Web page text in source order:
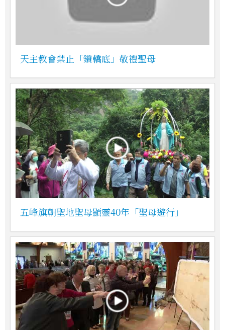
天主教會禁止「鑽轎底」敬禮聖母
五峰旗朝聖地聖母顯靈40年「聖母遊行」